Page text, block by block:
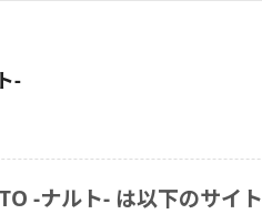
-
-ナルト- は以下のサイ